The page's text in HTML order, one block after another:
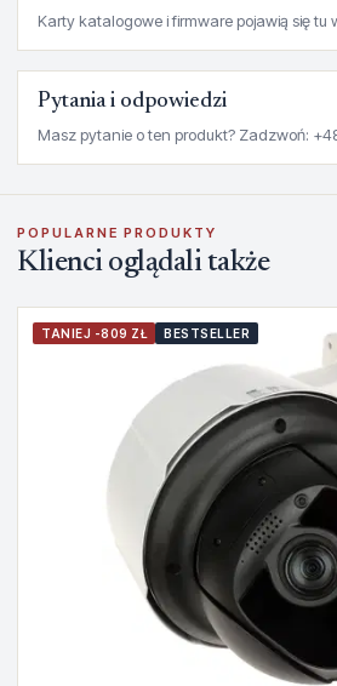
Karty katalogowe i firmware pojawią się tu
Pytania i odpowiedzi
Masz pytanie o ten produkt? Zadzwoń:
POPULARNE PRODUKTY
Klienci oglądali także
TANIEJ -809 ZŁ BESTSELLER